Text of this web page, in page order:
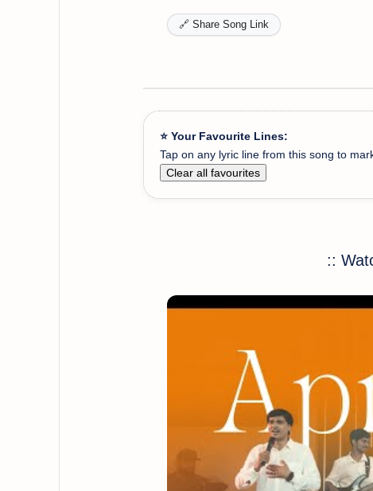
🔗 Share Song Link
⭐ Your Favourite Lines:
Tap on any lyric line from this song to
Clear all favourites
::